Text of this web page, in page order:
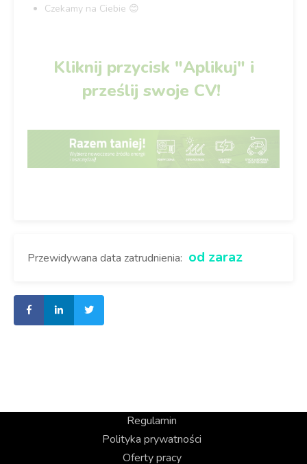
Czekamy na Ciebie 😊
Kliknij przycisk "Aplikuj" i
prześlij swoje CV!
Przewidywana data zatrudnienia: od zaraz
Regulamin
Polityka prywatności
Oferty pracy